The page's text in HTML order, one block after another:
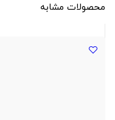
محصولات مشابه